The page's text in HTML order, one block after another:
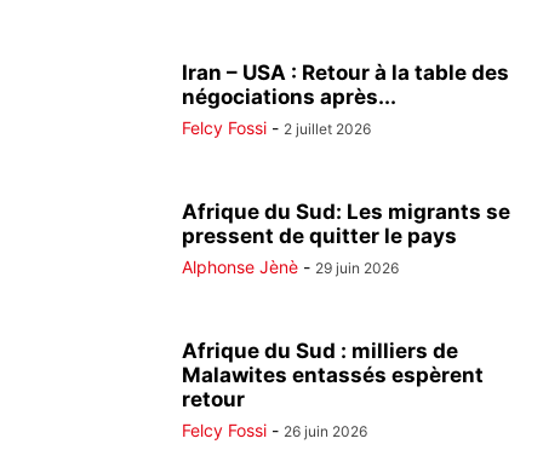
Iran – USA : Retour à la table des
négociations après...
Felcy Fossi - 2 juillet 2026
Afrique du Sud: Les migrants se
pressent de quitter le pays
Alphonse Jènè - 29 juin 2026
Afrique du Sud : milliers de
Malawites entassés espèrent
retour
Felcy Fossi - 26 juin 2026